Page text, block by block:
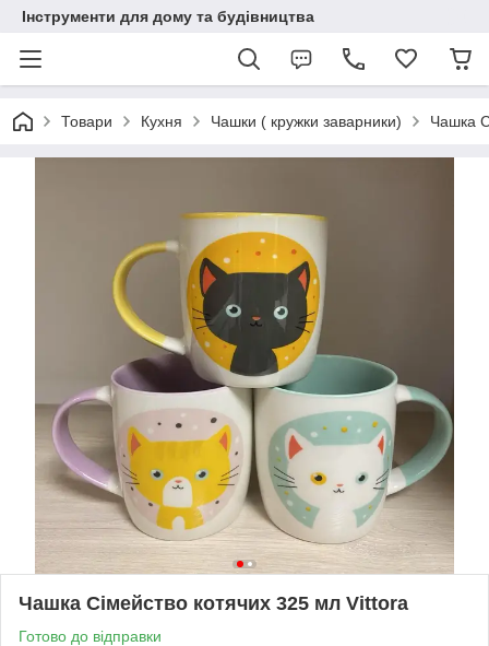
Інструменти для дому та будівництва
Товари Кухня Чашки ( кружки заварники) Чашка
Чашка Сімейство котячих 325 мл Vittora
Готово до відправки